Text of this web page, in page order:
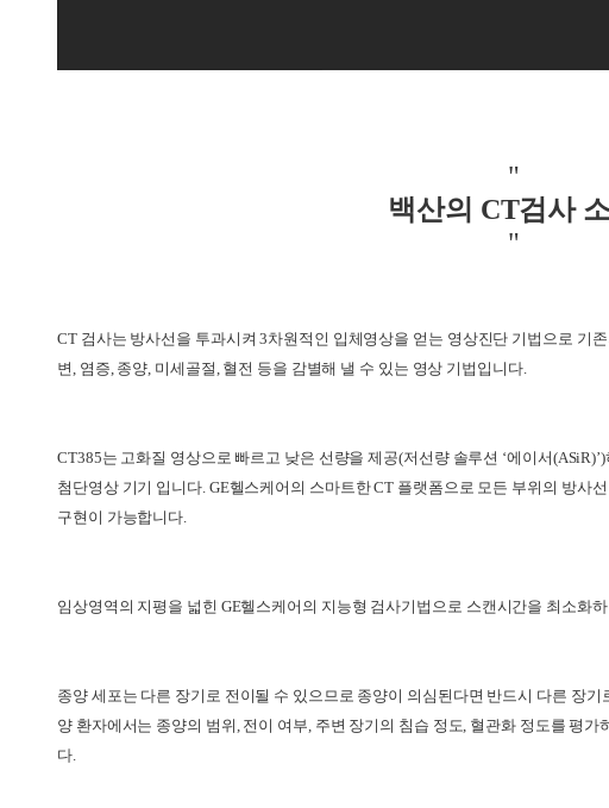
"
백산의 CT검사
"
CT 검사는 방사선을 투과시켜 3차원적인 입체영상을 얻는 영상진단 기법으로 기
변, 염증, 종양, 미세골절, 혈전 등을 감별해 낼 수 있는 영상 기법입니다.
CT385는 고화질 영상으로 빠르고 낮은 선량을 제공(저선량 솔루션 ‘에이서
첨단영상 기기 입니다. GE헬스케어의 스마트한 CT 플랫폼으로 모든 부위의 방사
구현이 가능합니다.
임상영역의 지평을 넓힌 GE헬스케어의 지능형 검사기법으로 스캔시간을 최소화
종양 세포는 다른 장기로 전이될 수 있으므로 종양이 의심된다면 반드시 다른 장
양 환자에서는 종양의 범위, 전이 여부, 주변 장기의 침습 정도, 혈관화 정도를 평
다.